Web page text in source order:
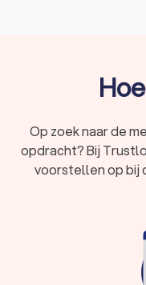
buitenschilder
schilders in Hoboken
score van een
Trustlocal maakt u een
schilders vergelijken
Op zoek naar de
opdracht? Bij
voorstellen op bij